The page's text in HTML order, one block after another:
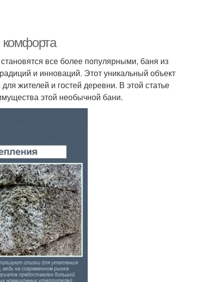
комфорта
все более популярными, баня из
и инноваций. Этот уникальный объект
жителей и гостей деревни. В этой статье
этой необычной бани.